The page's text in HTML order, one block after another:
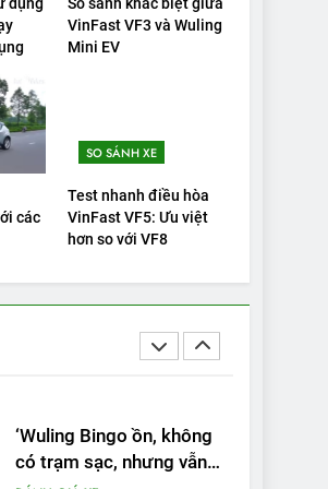
VinFast VF3 và Wuling
Mini EV
các
SO SÁNH XE
Test nhanh điều hòa
VinFast VF5: Ưu việt
hơn so với VF8
VinFast VF9 có gì để cạnh
tranh với các xe xăng
ĐÁNH GIÁ XE
Đánh giá: Người đam mê
xe điện Hyundai Ioniq 5 N
2025 cho thấy đáng để
chờ đợi
ĐÁNH GIÁ XE
2025: Green Car Reports
nêu tên 5 người vào
có trạm sạc, nhưng vẫn
bán được nếu biết cách’
ĐÁNH GIÁ XE